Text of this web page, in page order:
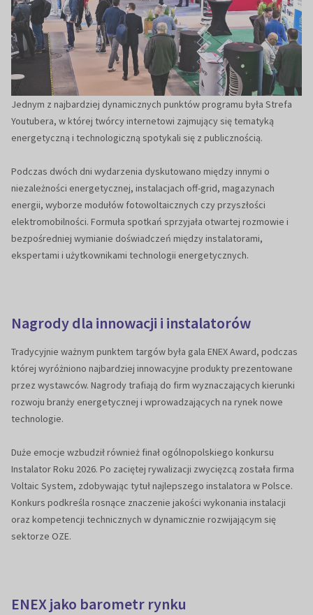
Jednym z najbardziej dynamicznych punktów programu była Strefa
Youtubera, w której twórcy internetowi zajmujący się tematyką
energetyczną i technologiczną spotykali się z publicznością.
Podczas dwóch dni wydarzenia dyskutowano między innymi o
niezależności energetycznej, instalacjach off-grid, magazynach
energii, wyborze modułów fotowoltaicznych czy przyszłości
elektromobilności. Formuła spotkań sprzyjała otwartej rozmowie i
bezpośredniej wymianie doświadczeń między instalatorami,
ekspertami i użytkownikami technologii energetycznych.
Nagrody dla innowacji i instalatorów
Tradycyjnie ważnym punktem targów była gala ENEX Award, podczas
której wyróżniono najbardziej innowacyjne produkty prezentowane
przez wystawców. Nagrody trafiają do firm wyznaczających kierunki
rozwoju branży energetycznej i wprowadzających na rynek nowe
technologie.
Duże emocje wzbudził również finał ogólnopolskiego konkursu
Instalator Roku 2026. Po zaciętej rywalizacji zwycięzcą została firma
Voltaic System, zdobywając tytuł najlepszego instalatora w Polsce.
Konkurs podkreśla rosnące znaczenie jakości wykonania instalacji
oraz kompetencji technicznych w dynamicznie rozwijającym się
sektorze OZE.
ENEX jako barometr rynku